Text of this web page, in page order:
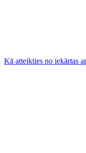
Kā atteikties no iekārtas